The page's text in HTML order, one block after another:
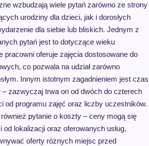
wzbudzają wiele pytań zarówno ze strony
urodziny dla dzieci, jak i dorosłych
dla siebie lub bliskich. Jednym z
pytań jest to dotyczące wieku
pracowni oferuje zajęcia dostosowane do
co pozwala na udział zarówno
Innym istotnym zagadnieniem jest czas
zazwyczaj trwa on od dwóch do czterech
od programu zajęć oraz liczby uczestników.
pytanie o koszty – ceny mogą się
lokalizacji oraz oferowanych usług,
oferty różnych miejsc przed